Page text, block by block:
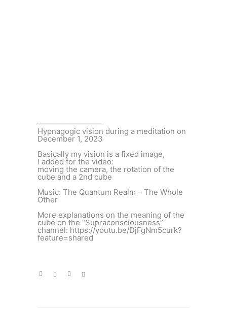
————————–
Hypnagogic vision during a meditation on
December 1, 2023
Basically my vision is a fixed image,
I added for the video:
moving the camera, the rotation of the
cube and a 2nd cube
Music: The Quantum Realm – The Whole
Other
More explanations on the meaning of the
cube on the “Supraconsciousness”
channel: https://youtu.be/DjFgNm5curk?
feature=shared